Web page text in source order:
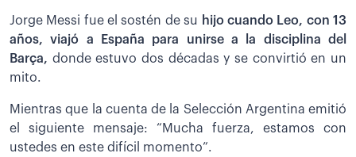
Jorge Messi fue el sostén de su hijo cuando Leo, con 13
años, viajó a España para unirse a la disciplina del
Barça, donde estuvo dos décadas y se convirtió en un
mito.
Mientras que la cuenta de la Selección Argentina emitió
el siguiente mensaje: “Mucha fuerza, estamos con
ustedes en este difícil momento”.